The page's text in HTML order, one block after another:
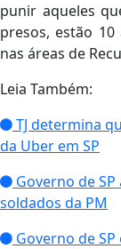
punir aqueles
presos, estão
nas áreas de
Leia Também:
TJ determina
da Uber em SP
Governo de
soldados da PM
Governo de